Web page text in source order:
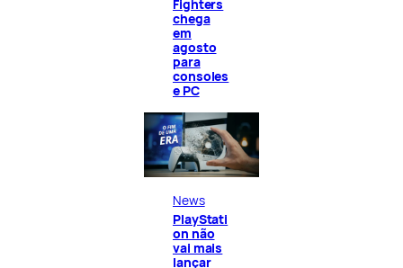
Fighters
chega
em
agosto
para
consoles
e PC
News
PlayStati
on não
vai mais
lançar